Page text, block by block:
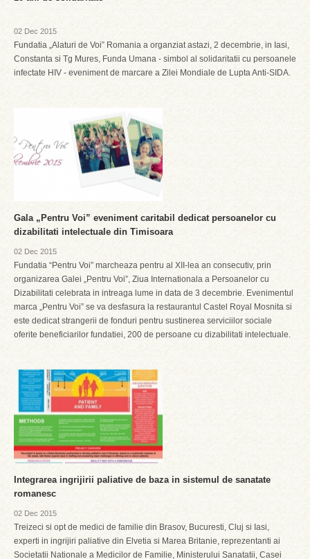
02 Dec 2015
Fundatia „Alaturi de Voi” Romania a organziat astazi, 2 decembrie, in Iasi,
Constanta si Tg Mures, Funda Umana - simbol al solidaritatii cu persoanele
infectate HIV - eveniment de marcare a Zilei Mondiale de Lupta Anti-SIDA.
Gala „Pentru Voi” eveniment caritabil dedicat persoanelor cu
dizabilitati intelectuale din Timisoara
02 Dec 2015
Fundatia “Pentru Voi” marcheaza pentru al XII-lea an consecutiv, prin
organizarea Galei „Pentru Voi”, Ziua Internationala a Persoanelor cu
Dizabilitati celebrata in intreaga lume in data de 3 decembrie. Evenimentul
marca „Pentru Voi” se va desfasura la restaurantul Castel Royal Mosnita si
este dedicat strangerii de fonduri pentru sustinerea serviciilor sociale
oferite beneficiarilor fundatiei, 200 de persoane cu dizabilitati intelectuale.
Integrarea ingrijirii paliative de baza in sistemul de sanatate
romanesc
02 Dec 2015
Treizeci si opt de medici de familie din Brasov, Bucuresti, Cluj si Iasi,
experti in ingrijiri paliative din Elvetia si Marea Britanie, reprezentanti ai
Societatii Nationale a Medicilor de Familie, Ministerului Sanatatii, Casei